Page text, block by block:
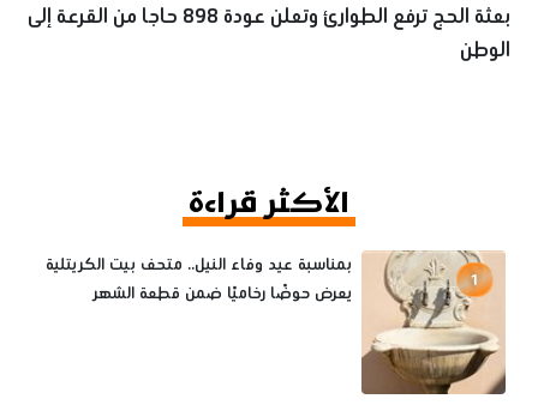
بعثة الحج ترفع الطوارئ وتعلن عودة 898 حاجا من القرعة إلى
الوطن
الأكثر قراءة
1
بمناسبة عيد وفاء النيل.. متحف بيت الكريتلية
يعرض حوضًا رخاميًا ضمن قطعة الشهر